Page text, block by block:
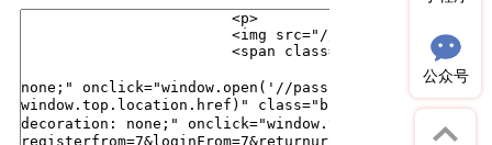
公众号